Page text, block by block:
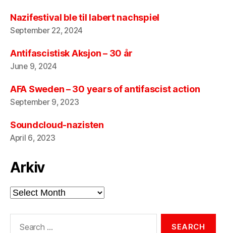
Nazifestival ble til labert nachspiel
September 22, 2024
Antifascistisk Aksjon – 30 år
June 9, 2024
AFA Sweden – 30 years of antifascist action
September 9, 2023
Soundcloud-nazisten
April 6, 2023
Arkiv
Arkiv